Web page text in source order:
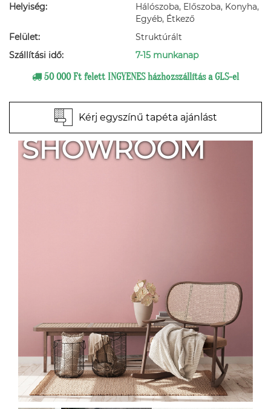
Helyiség:
Hálószoba, Előszoba, Konyha,
Egyéb, Étkező
Felület:
Struktúrált
Szállítási idő:
7-15 munkanap
50 000 Ft felett INGYENES házhozszállítás a GLS-el
Kérj egyszínű tapéta ajánlást
SHOWROOM